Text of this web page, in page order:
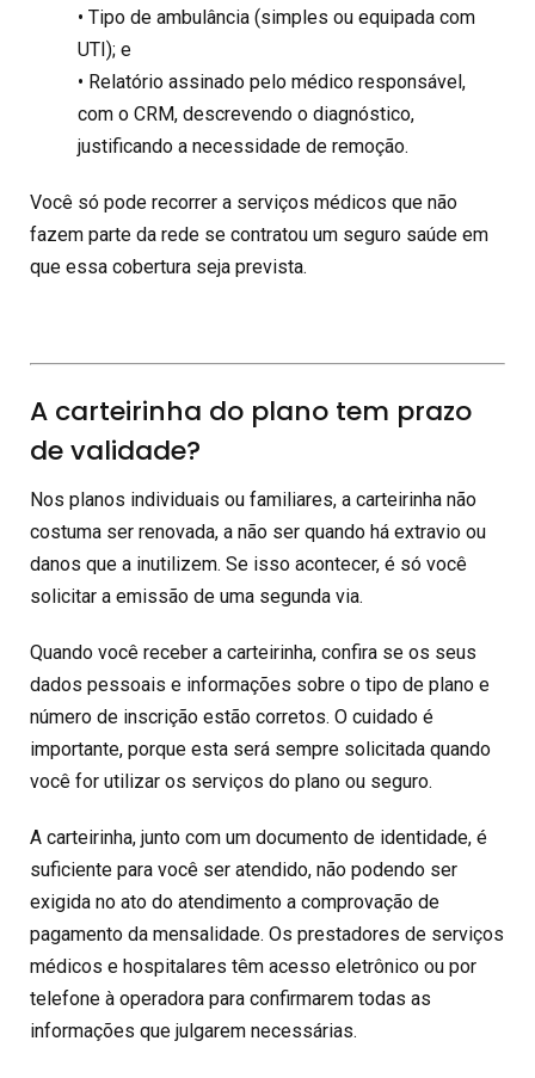
• Tipo de ambulância (simples ou equipada com
UTI); e
• Relatório assinado pelo médico responsável,
com o CRM, descrevendo o diagnóstico,
justificando a necessidade de remoção.
Você só pode recorrer a serviços médicos que não
fazem parte da rede se contratou um seguro saúde em
que essa cobertura seja prevista.
A carteirinha do plano tem prazo
de validade?
Nos planos individuais ou familiares, a carteirinha não
costuma ser renovada, a não ser quando há extravio ou
danos que a inutilizem. Se isso acontecer, é só você
solicitar a emissão de uma segunda via.
Quando você receber a carteirinha, confira se os seus
dados pessoais e informações sobre o tipo de plano e
número de inscrição estão corretos. O cuidado é
importante, porque esta será sempre solicitada quando
você for utilizar os serviços do plano ou seguro.
A carteirinha, junto com um documento de identidade, é
suficiente para você ser atendido, não podendo ser
exigida no ato do atendimento a comprovação de
pagamento da mensalidade. Os prestadores de serviços
médicos e hospitalares têm acesso eletrônico ou por
telefone à operadora para confirmarem todas as
informações que julgarem necessárias.